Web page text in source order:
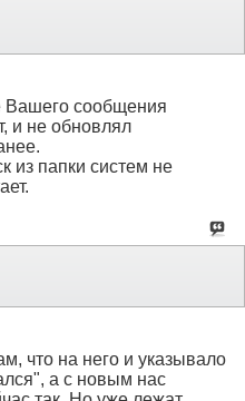
Вашего сообщения
и не обновлял
из папки систем не
что на него и указывало
а с новым нас